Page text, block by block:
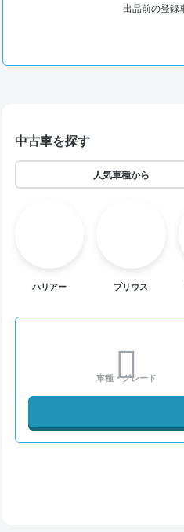
出品前の登録
中古車を探す
人気車種から
ハリアー プリウス
車種・グレード